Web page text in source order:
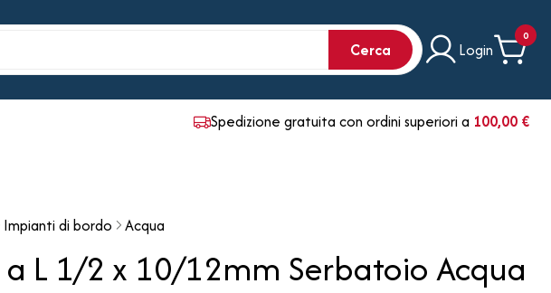
Cerca Login
0
Spedizione gratuita con ordini superiori a 100,00 €
Impianti di bordo Acqua
a L 1/2 x 10/12mm Serbatoio Acqua